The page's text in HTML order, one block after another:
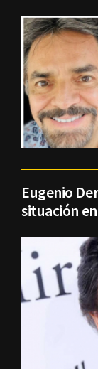
Eugenio
situación